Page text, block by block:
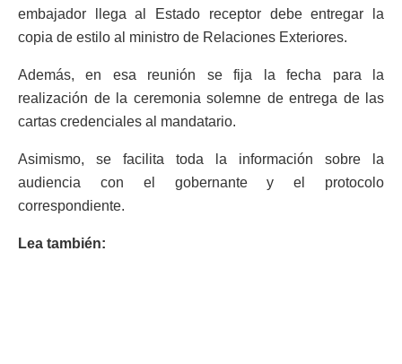
embajador llega al Estado receptor debe entregar la
copia de estilo al ministro de Relaciones Exteriores.
Además, en esa reunión se fija la fecha para la
realización de la ceremonia solemne de entrega de las
cartas credenciales al mandatario.
Asimismo, se facilita toda la información sobre la
audiencia con el gobernante y el protocolo
correspondiente.
Lea también: